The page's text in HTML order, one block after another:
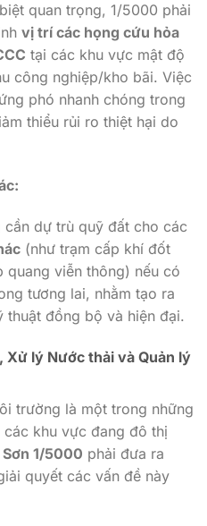
quan trọng, 1/5000 phải
vị trí các họng cứu hỏa
tại các khu vực mật độ
công nghiệp/kho bãi. Việc
phó nhanh chóng trong
thiểu rủi ro thiệt hại do
cần dự trù quỹ đất cho các
(như trạm cấp khí đốt
quang viễn thông) nếu có
tương lai, nhằm tạo ra
thuật đồng bộ và hiện đại.
lý Nước thải và Quản lý
trường là một trong những
khu vực đang đô thị
1/5000 phải đưa ra
quyết các vấn đề này